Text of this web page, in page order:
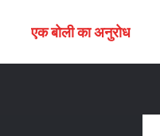
एक बोली का अनुरोध